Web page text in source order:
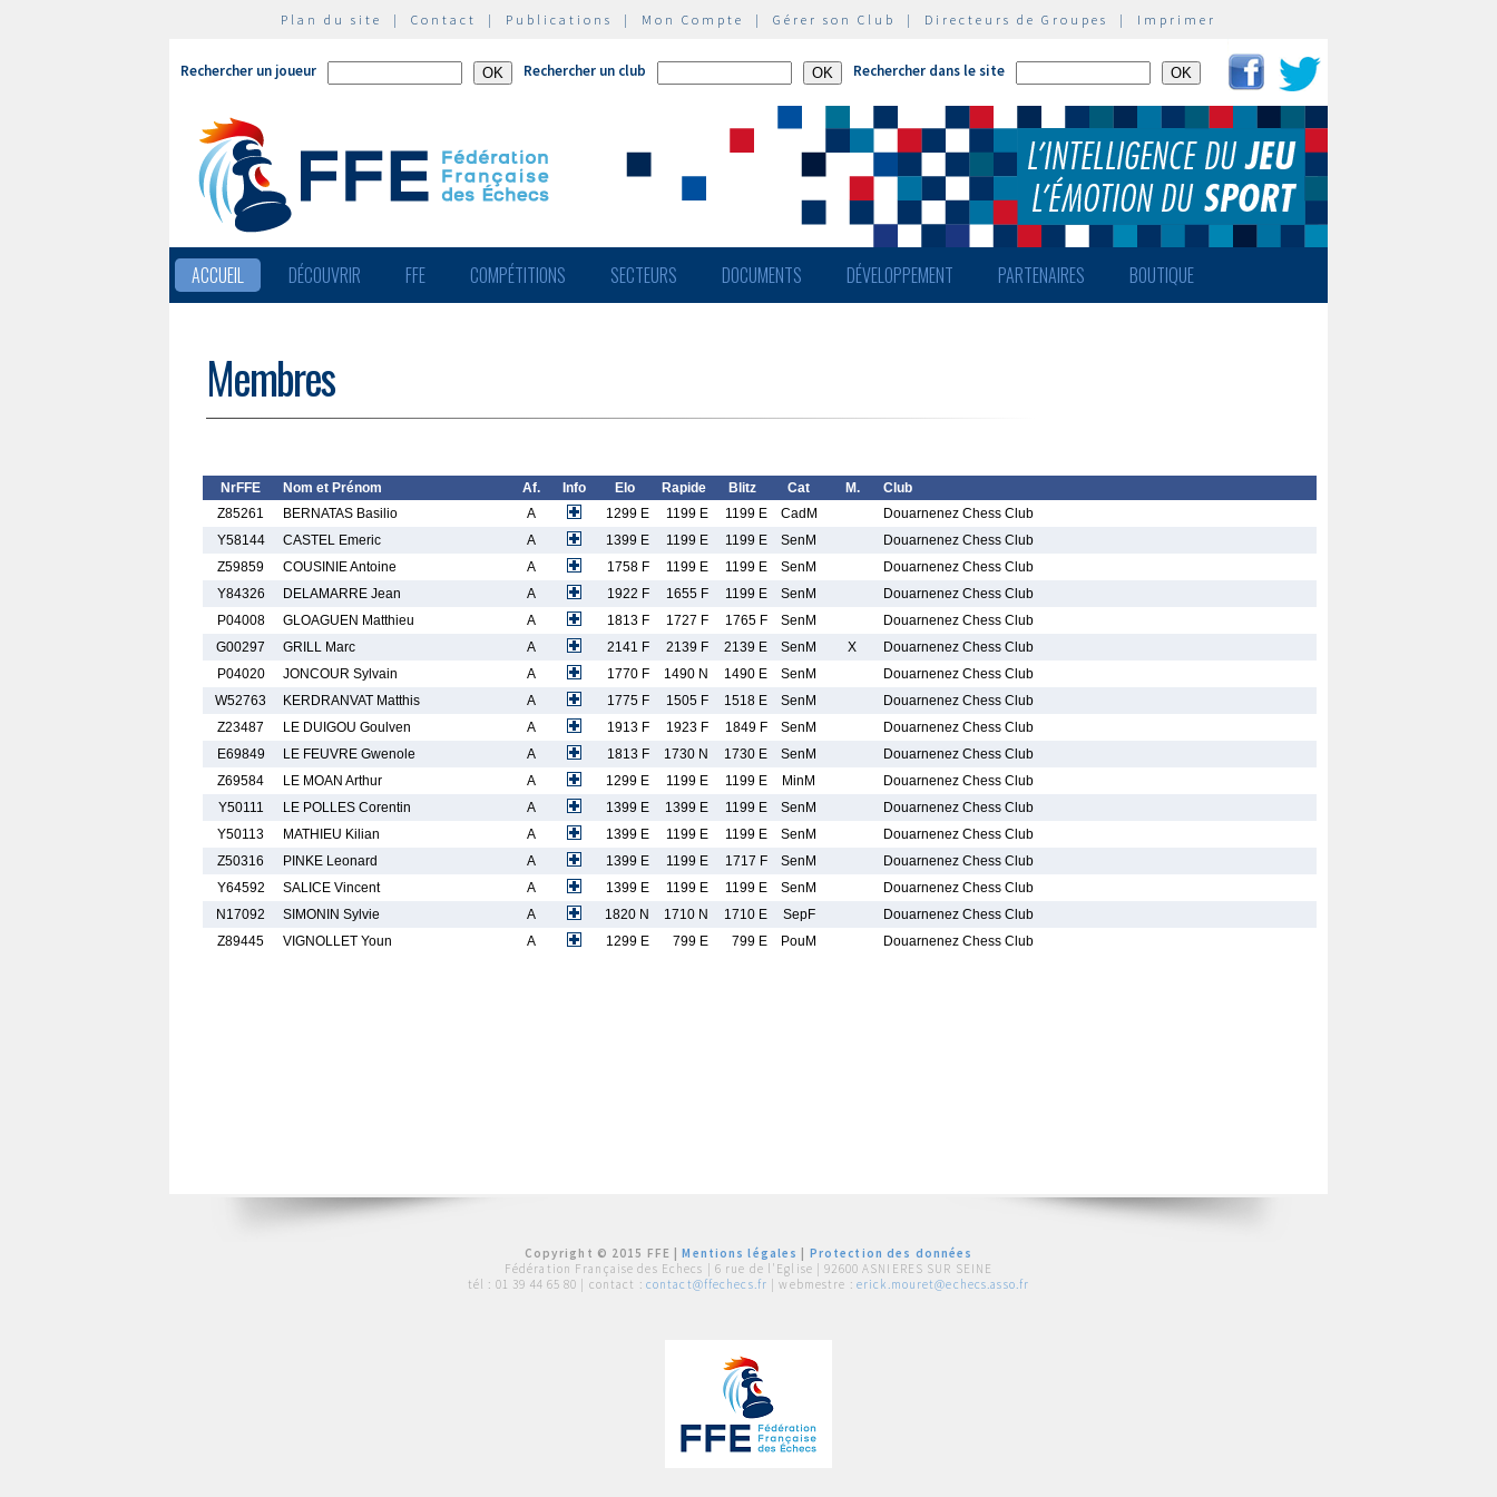
Plan du site | Contact | Publications | Mon Compte | Gérer son Club | Directeurs de Groupes | Imprimer
Rechercher un joueur Rechercher un club Rechercher dans le site
ACCUEIL DÉCOUVRIR FFE COMPÉTITIONS SECTEURS DOCUMENTS DÉVELOPPEMENT PARTENAIRES BOUTIQUE
Membres
NrFFE Nom et Prénom Af. Info Elo Rapide Blitz Cat M.
Club
Z85261
BERNATAS Basilio A 1299 E 1199 E 1199 E CadM
Douarnenez Chess Club
Y58144
CASTEL Emeric A 1399 E 1199 E 1199 E SenM
Douarnenez Chess Club
Z59859
COUSINIE Antoine A 1758 F 1199 E 1199 E SenM
Douarnenez Chess Club
Y84326
DELAMARRE Jean A 1922 F 1655 F 1199 E SenM
Douarnenez Chess Club
P04008
GLOAGUEN Matthieu A 1813 F 1727 F 1765 F SenM
Douarnenez Chess Club
G00297
GRILL Marc A 2141 F 2139 F 2139 E SenM X
Douarnenez Chess Club
P04020
JONCOUR Sylvain A 1770 F 1490 N 1490 E SenM
Douarnenez Chess Club
W52763
KERDRANVAT Matthis A 1775 F 1505 F 1518 E SenM
Douarnenez Chess Club
Z23487
LE DUIGOU Goulven A 1913 F 1923 F 1849 F SenM
Douarnenez Chess Club
E69849
LE FEUVRE Gwenole A 1813 F 1730 N 1730 E SenM
Douarnenez Chess Club
Z69584
LE MOAN Arthur A 1299 E 1199 E 1199 E MinM
Douarnenez Chess Club
Y50111
LE POLLES Corentin A 1399 E 1399 E 1199 E SenM
Douarnenez Chess Club
Y50113
MATHIEU Kilian A 1399 E 1199 E 1199 E SenM
Douarnenez Chess Club
Z50316
PINKE Leonard A 1399 E 1199 E 1717 F SenM
Douarnenez Chess Club
Y64592
SALICE Vincent A 1399 E 1199 E 1199 E SenM
Douarnenez Chess Club
N17092
SIMONIN Sylvie A 1820 N 1710 N 1710 E SepF
Douarnenez Chess Club
Z89445
VIGNOLLET Youn A 1299 E 799 E 799 E PouM Douarnenez Chess Club
Copyright © 2015 FFE |Mentions légales
Protection des données
Fédération Française des Echecs | 6 rue de l'Eglise | 92600 ASNIERES SUR SEINE
tél : 01 39 44 65 80 | contact : contact@ffechecs.fr | webmestre : erick.mouret@echecs.asso.fr